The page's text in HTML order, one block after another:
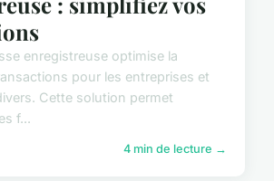
enregistreuse optimise la
pour les entreprises et
Cette solution permet
f...
4 min de lecture →